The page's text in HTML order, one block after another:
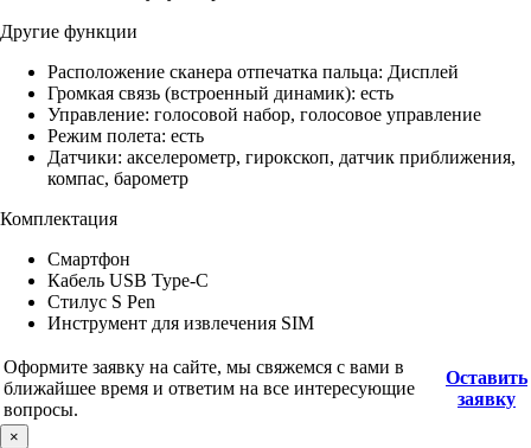
Другие функции
Расположение сканера отпечатка пальца: Дисплей
Громкая связь (встроенный динамик): есть
Управление: голосовой набор, голосовое управление
Режим полета: есть
Датчики: акселерометр, гирокскоп, датчик приближения,
компас, барометр
Комплектация
Смартфон
Кабель USB Type-C
Стилус S Pen
Инструмент для извлечения SIM
Оформите заявку на сайте, мы свяжемся с вами в
ближайшее время и ответим на все интересующие
вопросы.
Оставить
заявку
×